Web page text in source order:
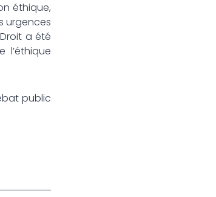
éthique,
urgences
a été
l’éthique
public